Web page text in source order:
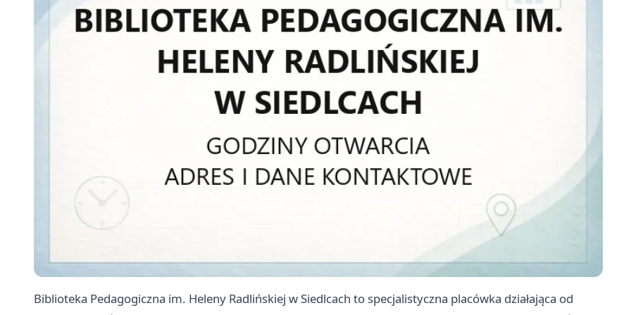
Biblioteka Pedagogiczna im. Heleny Radlińskiej w Siedlcach to specjalistyczna placówka działająca od